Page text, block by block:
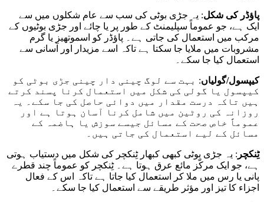
پاؤڈر کی شکل: یہ جڑی بوٹی کی سب سے عام شکلوں میں سے
ایک ہے، جو عموماً سپلیمنٹ کے طور پر یا چائے اور جڑی بوٹیوں کے
مرکب میں استعمال کی جاتی ہے۔ پاؤڈر کو اسموتھیز یا گرم
مشروبات میں ملایا جا سکتا ہے تاکہ اسے مزیدار اور آسانی سے
استعمال کیا جا سکے۔
کیپسول/گولیاں: بہت سے لوگ چینی دار چینی جڑی بوٹی کو
کیپسول یا گولی کی شکل میں استعمال کرنا پسند کرتے
ہیں تاکہ درست مقدار میں دوائی حاصل کی جا سکے۔ یہ
روزانہ کی روٹین میں شامل کرنا آسان ہوتا ہے اور
عموماً خاص صحت کے مسائل جیسے سوزش یا ہاضمہ کے
مسائل کے لیے استعمال کی جاتی ہیں۔
ٹِنکچر : یہ جڑی بوٹی کبھی کبھار ٹِنکچر کی شکل میں دستیاب ہوتی
ہے، جو ایک مرکّز مائع عرق ہوتا ہے۔ ٹِنکچر کو عموماً چند قطرے
پانی یا رس میں ملا کر استعمال کیا جاتا ہے تاکہ اس کے فعال
اجزاء کا تیز اور مؤثر طریقے سے استعمال کیا جا سکے۔